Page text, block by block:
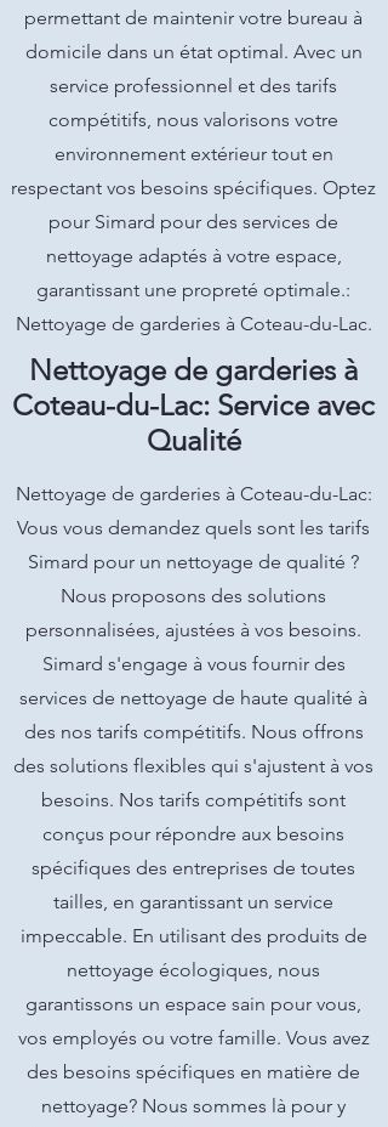
permettant de maintenir votre bureau à
domicile dans un état optimal. Avec un
service professionnel et des tarifs
compétitifs, nous valorisons votre
environnement extérieur tout en
respectant vos besoins spécifiques. Optez
pour Simard pour des services de
nettoyage adaptés à votre espace,
garantissant une propreté optimale.:
Nettoyage de garderies à Coteau-du-Lac.
Nettoyage de garderies à
Coteau-du-Lac: Service avec
Qualité
Nettoyage de garderies à Coteau-du-Lac:
Vous vous demandez quels sont les tarifs
Simard pour un nettoyage de qualité ?
Nous proposons des solutions
personnalisées, ajustées à vos besoins.
Simard s'engage à vous fournir des
services de nettoyage de haute qualité à
des nos tarifs compétitifs. Nous offrons
des solutions flexibles qui s'ajustent à vos
besoins. Nos tarifs compétitifs sont
conçus pour répondre aux besoins
spécifiques des entreprises de toutes
tailles, en garantissant un service
impeccable. En utilisant des produits de
nettoyage écologiques, nous
garantissons un espace sain pour vous,
vos employés ou votre famille. Vous avez
des besoins spécifiques en matière de
nettoyage? Nous sommes là pour y